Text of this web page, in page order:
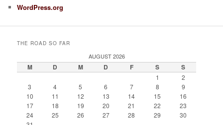
WordPress.org
THE ROAD SO FAR
AUGUST 2026
M D M D F S S
1
2
3
4 5 6 7 8
9
10
11 12 13 14 15
16
17
18 19 20 21 22
23
24
25 26 27 28 29
30